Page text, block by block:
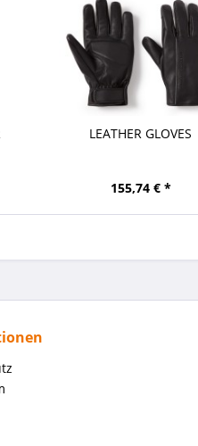
LEATHER GLOVES
155,74 € *